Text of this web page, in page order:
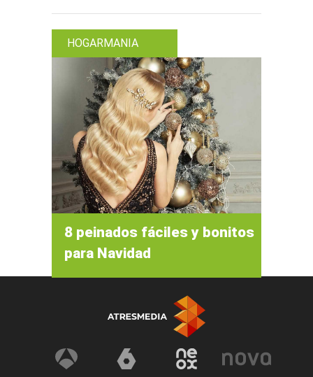
HOGARMANIA
8 peinados fáciles y bonitos
para Navidad